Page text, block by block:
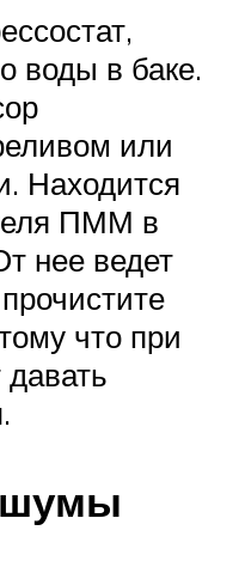
воды в баке.
или
Находится
ПММ в
нее ведет
что при
давать
шумы